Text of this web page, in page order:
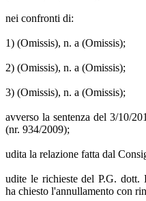
nei confronti di:
1) (Omissis), n. a (Omissis);
2) (Omissis), n. a (Omissis);
3) (Omissis), n. a (Omissis);
avverso la sentenza del 3/10/
(nr. 934/2009);
udita la relazione fatta dal
udite le richieste del P.G. dott.
ha chiesto l'annullamento con